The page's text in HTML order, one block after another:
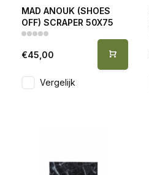
MAD ANOUK (SHOES
OFF) SCRAPER 50X75
€45,00
Vergelijk